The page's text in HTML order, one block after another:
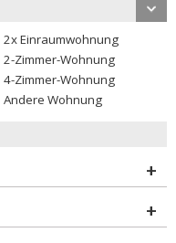
2x Einraumwohnung
2-Zimmer-Wohnung
4-Zimmer-Wohnung
Andere Wohnung